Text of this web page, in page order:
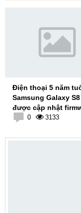
Điện thoại 5 năm
Samsung Galaxy
được cập nhật
0 3133